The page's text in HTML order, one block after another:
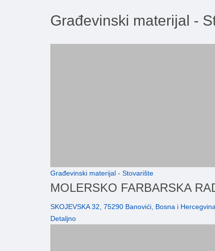
Građevinski materijal -
Građevinski materijal - Stovarište
MOLERSKO FARBARSKA
SKOJEVSKA 32, 75290 Banovići, Bosna i Hercegvina
Detaljno